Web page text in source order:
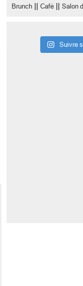
Brunch Café Salon
Suivre